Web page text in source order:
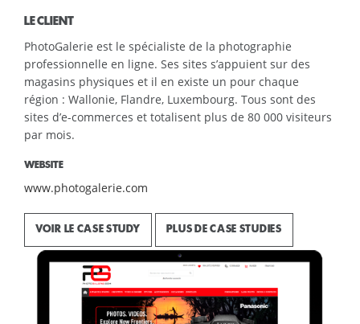
LE CLIENT
PhotoGalerie est le spécialiste de la photographie
professionnelle en ligne. Ses sites s’appuient sur des
magasins physiques et il en existe un pour chaque
région : Wallonie, Flandre, Luxembourg. Tous sont des
sites d’e-commerces et totalisent plus de 80 000 visiteurs
par mois.
WEBSITE
www.photogalerie.com
VOIR LE CASE STUDY PLUS DE CASE STUDIES